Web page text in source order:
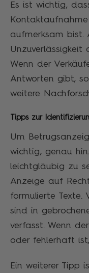
Es ist wichtig,
aufmerksam bist.
Unzuverlässigkeit
Wenn der
Antworten gibt,
weitere
Tipps zur
Um
wichtig, genau
leichtgläubig zu
Anzeige auf
formulierte Texte.
sind in
verfasst. Wenn
oder fehlerhaft
Ein weiterer Tipp